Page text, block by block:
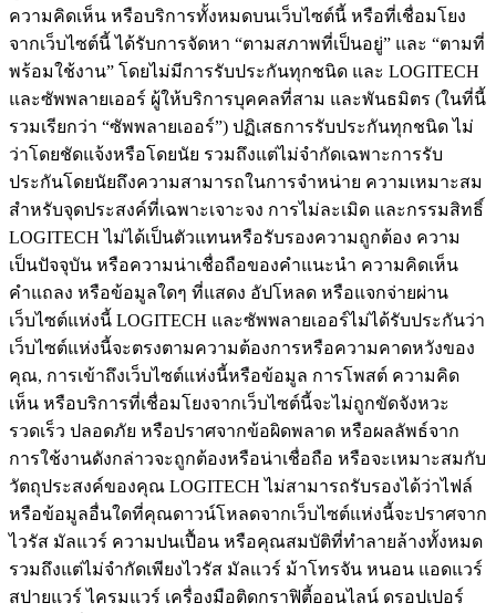
ความคิดเห็น หรือบริการทั้งหมดบนเว็บไซต์นี้ หรือที่เชื่อมโยง
จากเว็บไซต์นี้ ได้รับการจัดหา “ตามสภาพที่เป็นอยู่” และ “ตามที่
พร้อมใช้งาน” โดยไม่มีการรับประกันทุกชนิด และ LOGITECH
และซัพพลายเออร์ ผู้ให้บริการบุคคลที่สาม และพันธมิตร (ในที่นี้
รวมเรียกว่า “ซัพพลายเออร์”) ปฏิเสธการรับประกันทุกชนิด ไม่
ว่าโดยชัดแจ้งหรือโดยนัย รวมถึงแต่ไม่จำกัดเฉพาะการรับ
ประกันโดยนัยถึงความสามารถในการจำหน่าย ความเหมาะสม
สำหรับจุดประสงค์ที่เฉพาะเจาะจง การไม่ละเมิด และกรรมสิทธิ์
LOGITECH ไม่ได้เป็นตัวแทนหรือรับรองความถูกต้อง ความ
เป็นปัจจุบัน หรือความน่าเชื่อถือของคำแนะนำ ความคิดเห็น
คำแถลง หรือข้อมูลใดๆ ที่แสดง อัปโหลด หรือแจกจ่ายผ่าน
เว็บไซต์แห่งนี้ LOGITECH และซัพพลายเออร์ไม่ได้รับประกันว่า
เว็บไซต์แห่งนี้จะตรงตามความต้องการหรือความคาดหวังของ
คุณ, การเข้าถึงเว็บไซต์แห่งนี้หรือข้อมูล การโพสต์ ความคิด
เห็น หรือบริการที่เชื่อมโยงจากเว็บไซต์นี้จะไม่ถูกขัดจังหวะ
รวดเร็ว ปลอดภัย หรือปราศจากข้อผิดพลาด หรือผลลัพธ์จาก
การใช้งานดังกล่าวจะถูกต้องหรือน่าเชื่อถือ หรือจะเหมาะสมกับ
วัตถุประสงค์ของคุณ LOGITECH ไม่สามารถรับรองได้ว่าไฟล์
หรือข้อมูลอื่นใดที่คุณดาวน์โหลดจากเว็บไซต์แห่งนี้จะปราศจาก
ไวรัส มัลแวร์ ความปนเปื้อน หรือคุณสมบัติที่ทำลายล้างทั้งหมด
รวมถึงแต่ไม่จำกัดเพียงไวรัส มัลแวร์ ม้าโทรจัน หนอน แอดแวร์
สปายแวร์ ไครมแวร์ เครื่องมือติดกราฟิตี้ออนไลน์ ดรอปเปอร์